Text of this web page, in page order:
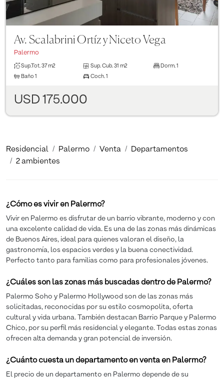
Av. Scalabrini Ortíz y Niceto Vega
Palermo
Sup.Tot. 37 m2 Sup. Cub. 31 m2 Dorm. 1
Baño 1 Coch. 1
USD 175.000
Residencial Palermo Venta
Departamentos
2 ambientes
¿Cómo es vivir en Palermo?
Vivir en Palermo es disfrutar de un barrio vibrante, moderno y con
una excelente calidad de vida. Es una de las zonas más dinámicas
de Buenos Aires, ideal para quienes valoran el diseño, la
gastronomía, los espacios verdes y la buena conectividad.
Perfecto tanto para familias como para profesionales jóvenes.
¿Cuáles son las zonas más buscadas dentro de Palermo?
Palermo Soho y Palermo Hollywood son de las zonas más
solicitadas, reconocidas por su estilo cosmopolita, oferta
cultural y vida urbana. También destacan Barrio Parque y Palermo
Chico, por su perfil más residencial y elegante. Todas estas zonas
ofrecen alta demanda y gran potencial de inversión.
¿Cuánto cuesta un departamento en venta en Palermo?
El precio de un departamento en Palermo depende de su